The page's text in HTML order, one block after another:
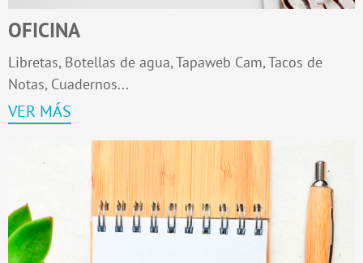
OFICINA
Libretas, Botellas de agua, Tapaweb Cam, Tacos de
Notas, Cuadernos...
VER MÁS